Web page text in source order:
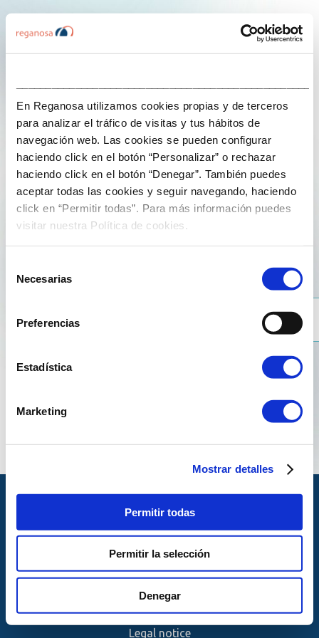
En Reganosa utilizamos cookies propias y de terceros
para analizar el tráfico de visitas y tus hábitos de
navegación web. Las cookies se pueden configurar
haciendo click en el botón “Personalizar” o rechazar
haciendo click en el botón “Denegar”. También puedes
aceptar todas las cookies y seguir navegando, haciendo
click en “Permitir todas”. Para más información puedes
visitar nuestra Política de cookies.
Necesarias
Preferencias
Estadística
Marketing
Mostrar detalles
Permitir todas
Permitir la selección
Denegar
We tell you
27 de November de 2024
¿Qué es una regasificadora?
Legal notice
© Copyright Reganosa 2024